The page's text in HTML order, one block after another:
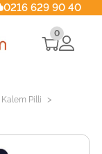
629 90 40
0
Kalem Pilli >